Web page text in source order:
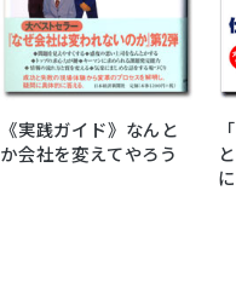
《実践ガイド》なんと
か会社を変えてやろう